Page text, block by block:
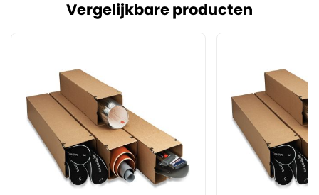
Vergelijkbare producten